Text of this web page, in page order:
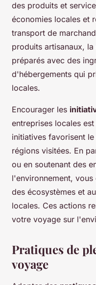
des produits et
économies locales et
transport de
produits artisanaux,
préparés avec des
d'hébergements qui
locales.
Encourager les
entreprises locales
initiatives favorisent
régions visitées. En
ou en soutenant des
l'environnement,
des écosystèmes et
locales. Ces actions
votre voyage sur
Pratiques de
voyage